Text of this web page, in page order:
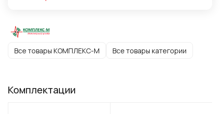
Все товары КОМПЛЕКС-М Все товары категории
Комплектации